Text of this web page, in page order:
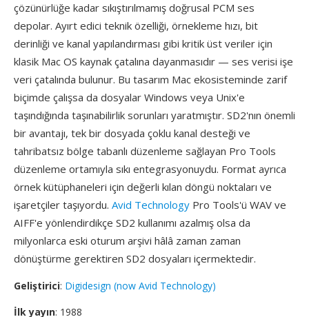
çözünürlüğe kadar sıkıştırılmamış doğrusal PCM ses
depolar. Ayırt edici teknik özelliği, örnekleme hızı, bit
derinliği ve kanal yapılandırması gibi kritik üst veriler için
klasik Mac OS kaynak çatalına dayanmasıdır — ses verisi işe
veri çatalında bulunur. Bu tasarım Mac ekosisteminde zarif
biçimde çalışsa da dosyalar Windows veya Unix'e
taşındığında taşınabilirlik sorunları yaratmıştır. SD2'nın önemli
bir avantajı, tek bir dosyada çoklu kanal desteği ve
tahribatsız bölge tabanlı düzenleme sağlayan Pro Tools
düzenleme ortamıyla sıkı entegrasyonuydu. Format ayrıca
örnek kütüphaneleri için değerli kılan döngü noktaları ve
işaretçiler taşıyordu. Avid Technology Pro Tools'ü WAV ve
AIFF'e yönlendirdikçe SD2 kullanımı azalmış olsa da
milyonlarca eski oturum arşivi hâlâ zaman zaman
dönüştürme gerektiren SD2 dosyaları içermektedir.
Geliştirici: Digidesign (now Avid Technology)
İlk yayın: 1988